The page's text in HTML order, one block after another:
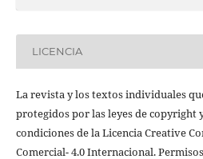
LICENCIA
La revista y los textos individuales
protegidos por las leyes de copyright
condiciones de la Licencia Creative
Comercial- 4.0 Internacional.